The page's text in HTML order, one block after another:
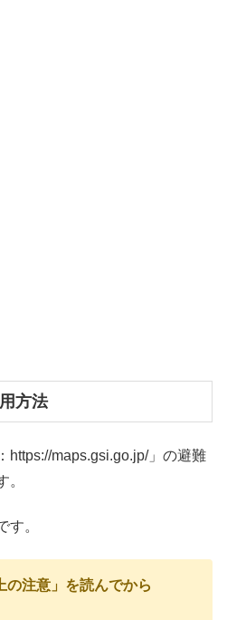
方法
https://maps.gsi.go.jp/」の避難
。
す。
の注意」を読んでから